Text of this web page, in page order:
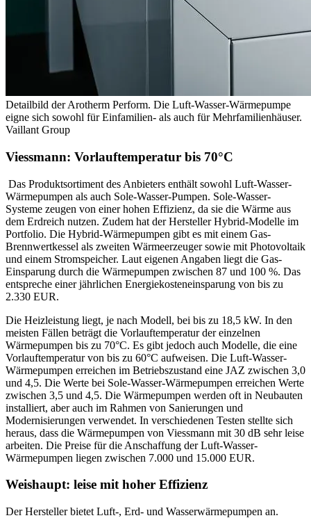
Detailbild der Arotherm Perform. Die Luft-Wasser-Wärmepumpe
eigne sich sowohl für Einfamilien- als auch für Mehrfamilienhäuser.
Vaillant Group
Viessmann: Vorlauftemperatur bis 70°C
Das Produktsortiment des Anbieters enthält sowohl Luft-Wasser-
Wärmepumpen als auch Sole-Wasser-Pumpen. Sole-Wasser-
Systeme zeugen von einer hohen Effizienz, da sie die Wärme aus
dem Erdreich nutzen. Zudem hat der Hersteller Hybrid-Modelle im
Portfolio. Die Hybrid-Wärmepumpen gibt es mit einem Gas-
Brennwertkessel als zweiten Wärmeerzeuger sowie mit Photovoltaik
und einem Stromspeicher. Laut eigenen Angaben liegt die Gas-
Einsparung durch die Wärmepumpen zwischen 87 und 100 %. Das
entspreche einer jährlichen Energiekosteneinsparung von bis zu
2.330 EUR.
Die Heizleistung liegt, je nach Modell, bei bis zu 18,5 kW. In den
meisten Fällen beträgt die Vorlauftemperatur der einzelnen
Wärmepumpen bis zu 70°C. Es gibt jedoch auch Modelle, die eine
Vorlauftemperatur von bis zu 60°C aufweisen. Die Luft-Wasser-
Wärmepumpen erreichen im Betriebszustand eine JAZ zwischen 3,0
und 4,5. Die Werte bei Sole-Wasser-Wärmepumpen erreichen Werte
zwischen 3,5 und 4,5. Die Wärmepumpen werden oft in Neubauten
installiert, aber auch im Rahmen von Sanierungen und
Modernisierungen verwendet. In verschiedenen Testen stellte sich
heraus, dass die Wärmepumpen von Viessmann mit 30 dB sehr leise
arbeiten. Die Preise für die Anschaffung der Luft-Wasser-
Wärmepumpen liegen zwischen 7.000 und 15.000 EUR.
Weishaupt: leise mit hoher Effizienz
Der Hersteller bietet Luft-, Erd- und Wasserwärmepumpen an.